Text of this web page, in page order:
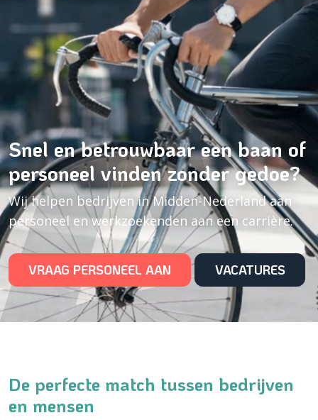
Snel en betrouwbaar een baan of
personeel vinden zonder gedoe?
Wij helpen bedrijven in Midden-Nederland aan
personeel en werkzoekenden aan een carrière.
VRAAG PERSONEEL AAN VACATURES
De perfecte match tussen bedrijven
en mensen